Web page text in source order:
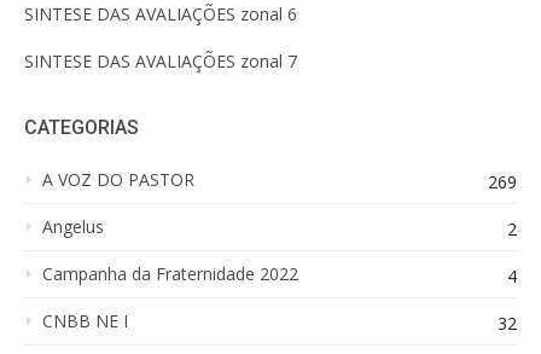
SINTESE DAS AVALIAÇÕES zonal 6
SINTESE DAS AVALIAÇÕES zonal 7
CATEGORIAS
A VOZ DO PASTOR
269
Angelus
2
Campanha da Fraternidade 2022
4
CNBB NE I
32